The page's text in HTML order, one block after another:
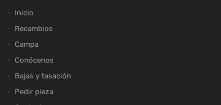
Inicio
Recambios
Campa
Conócenos
Bajas y tasación
Pedir pieza